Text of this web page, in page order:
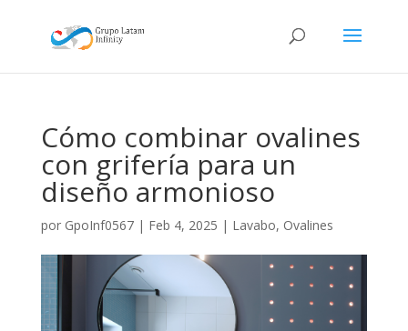
Cómo combinar ovalines
con grifería para un
diseño armonioso
por GpoInf0567| Feb 4, 2025 | Lavabo, Ovalines